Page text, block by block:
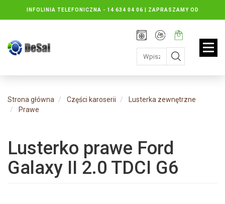
INFOLINIA TELEFONICZNA - 14 634 04 06 | ZAPRASZAMY OD
PONIEDZIAŁKU DO PIĄTKU : 8.30 DO 16.30, SOBOTY: 8.30 DO 13.00
Rejestracja
Moje
konto
Twój
koszyk:
jest
pusty
Strona główna Części karoserii
Lusterka zewnętrzne
Prawe
Lusterko prawe Ford
Galaxy II 2.0 TDCI G6